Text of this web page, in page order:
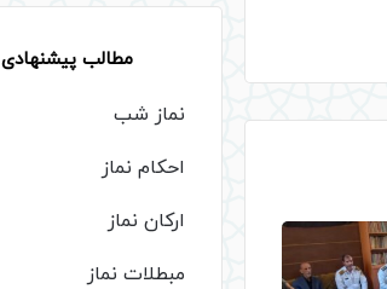
مطالب پیشنهادی
نماز شب
احکام نماز
ارکان نماز
مبطلات نماز